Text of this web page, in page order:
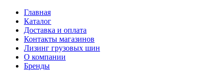
Главная
Каталог
Доставка и оплата
Контакты магазинов
Лизинг грузовых шин
О компании
Бренды